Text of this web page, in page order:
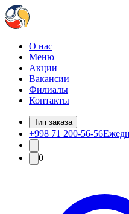
О нас
Меню
Акции
Вакансии
Филиалы
Контакты
Тип заказа
+998 71 200-56-56
0